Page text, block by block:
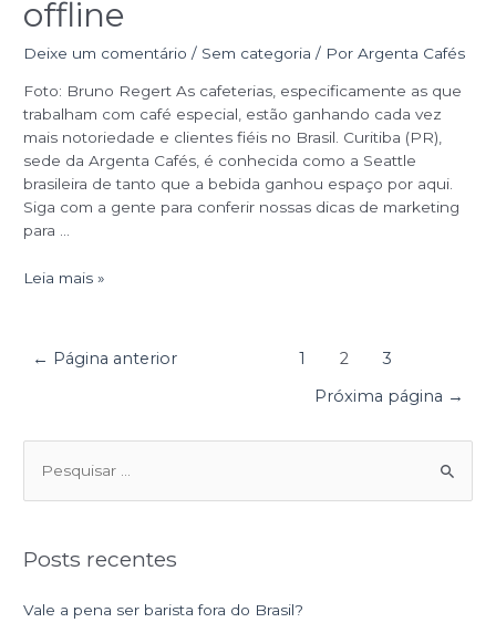
offline
Deixe um comentário / Sem categoria / PorArgenta Cafés
Foto: Bruno Regert As cafeterias, especificamente as que
trabalham com café especial, estão ganhando cada vez
mais notoriedade e clientes fiéis no Brasil. Curitiba (PR),
sede da Argenta Cafés, é conhecida como a Seattle
brasileira de tanto que a bebida ganhou espaço por aqui.
Siga com a gente para conferir nossas dicas de marketing
para …
Leia mais »
← Página anterior 1 2
3
Próxima página →
e
q
Posts recentes
Vale a pena ser barista fora do Brasil?